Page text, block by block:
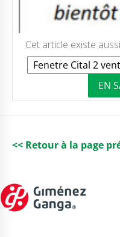
Cet article existe
EN
<< Retour à la page